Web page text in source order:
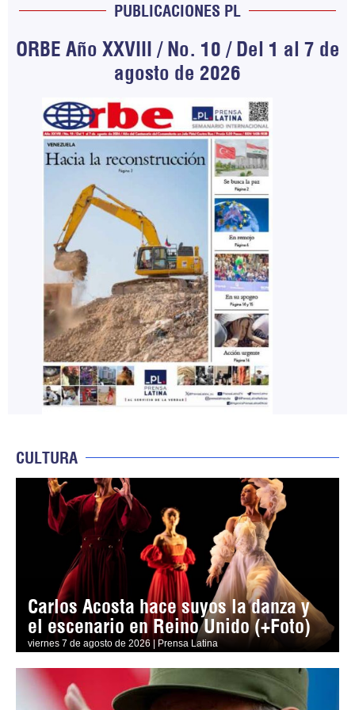
PUBLICACIONES PL
ORBE Año XXVIII / No. 10 / Del 1 al 7 de
agosto de 2026
CULTURA
Carlos Acosta hace suyos la danza y
el escenario en Reino Unido (+Foto)
viernes 7 de agosto de 2026 | Prensa Latina